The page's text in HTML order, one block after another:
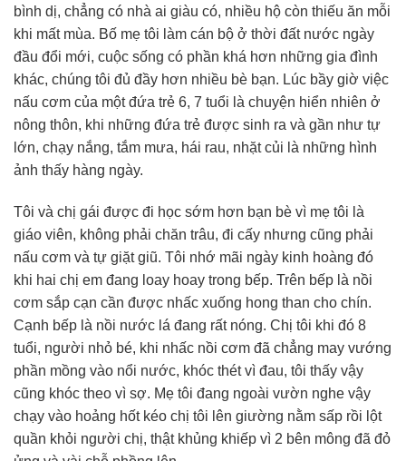
bình dị, chẳng có nhà ai giàu có, nhiều hộ còn thiếu ăn mỗi
khi mất mùa. Bố mẹ tôi làm cán bộ ở thời đất nước ngày
đầu đổi mới, cuộc sống có phần khá hơn những gia đình
khác, chúng tôi đủ đầy hơn nhiều bè bạn. Lúc bầy giờ việc
nấu cơm của một đứa trẻ 6, 7 tuổi là chuyện hiển nhiên ở
nông thôn, khi những đứa trẻ được sinh ra và gần như tự
lớn, chạy nắng, tắm mưa, hái rau, nhặt củi là những hình
ảnh thấy hàng ngày.
Tôi và chị gái được đi học sớm hơn bạn bè vì mẹ tôi là
giáo viên, không phải chăn trâu, đi cấy nhưng cũng phải
nấu cơm và tự giặt giũ. Tôi nhớ mãi ngày kinh hoàng đó
khi hai chị em đang loay hoay trong bếp. Trên bếp là nồi
cơm sắp cạn cần được nhấc xuống hong than cho chín.
Cạnh bếp là nồi nước lá đang rất nóng. Chị tôi khi đó 8
tuổi, người nhỏ bé, khi nhấc nồi cơm đã chẳng may vướng
phần mồng vào nổi nước, khóc thét vì đau, tôi thấy vậy
cũng khóc theo vì sợ. Mẹ tôi đang ngoài vườn nghe vậy
chạy vào hoảng hốt kéo chị tôi lên giường nằm sấp rồi lột
quần khỏi người chị, thật khủng khiếp vì 2 bên mông đã đỏ